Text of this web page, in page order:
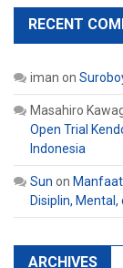
RECENT
iman on
Masahiro
Open Trial
Indonesia
Sun on
Disiplin,
ARCHIVES